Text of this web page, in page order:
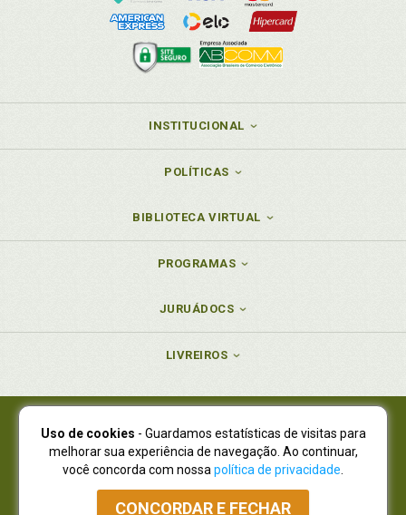
INSTITUCIONAL
POLÍTICAS
BIBLIOTECA VIRTUAL
PROGRAMAS
JURUÁDOCS
LIVREIROS
Juruá Editora Ltda., CNPJ 77.535.508/0001-19
Juruá Informática Ltda., CNPJ 01.701.561/0001-80
NOVO ENDEREÇO:R. Flávio Dallegrave, 7665, São Lourenço |
Curitiba - Paraná - CEP 82210-310
Atendimento: (41) 4009-3900|Vendas Atacado: (41) 4009-3939
Uso de cookies - Guardamos estatísticas de visitas para
melhorar sua experiência de navegação. Ao continuar,
você concorda com nossa política de privacidade
CONCORDAR E FECHAR